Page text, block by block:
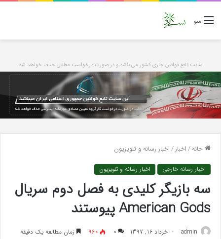
منو
سایت تابع قوانین جاری کشور می باشد و در صورت درخواست مطلبی حذف خواهد شد
خانه/اخبار/اخبار رسانه و تلویزیون
اخبار رسانه خارجی اخبار رسانه و تلویزیون
سه بازیگر کلیدی به فصل دوم سریال
American Gods پیوستند
admin خرداد 16, 1397 ۰ 960 زمان مطالعه یک دقیقه